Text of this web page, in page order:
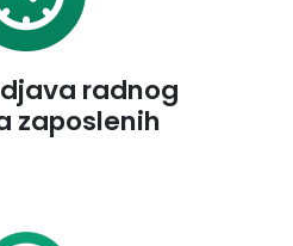
radnog
zaposlenih